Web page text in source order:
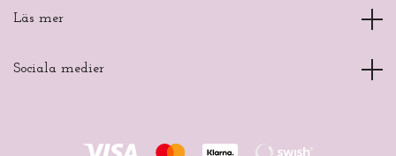
Läs mer
Sociala medier